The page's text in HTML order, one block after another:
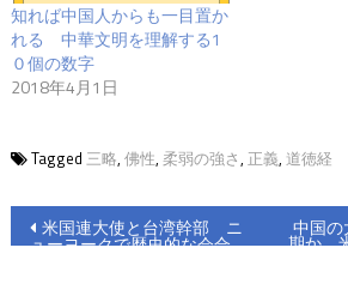
知れば中国人からも一目置か
れる 中華文明を理解する1
０個の数字
2018年4月1日
Tagged 三略, 佛性, 柔弱の強さ , 正義, 道徳経
投米国連大使と台湾幹部 ニ
ューヨークで歴史的な会合
中国
期か